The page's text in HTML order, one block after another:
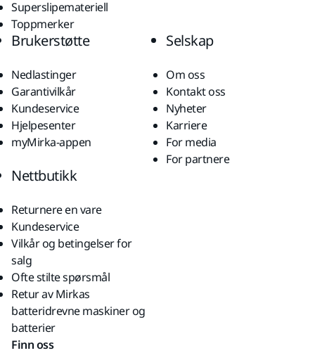
Superslipemateriell
Toppmerker
Brukerstøtte
Nedlastinger
Garantivilkår
Kundeservice
Hjelpesenter
myMirka-appen
Selskap
Om oss
Kontakt oss
Nyheter
Karriere
For media
For partnere
Nettbutikk
Returnere en vare
Kundeservice
Vilkår og betingelser for
salg
Ofte stilte spørsmål
Retur av Mirkas
batteridrevne maskiner og
batterier
Finn oss